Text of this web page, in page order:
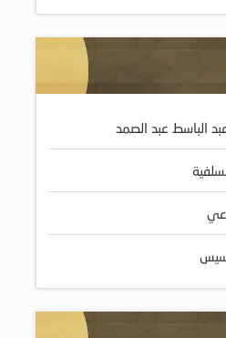
الباسط عبد الصمد